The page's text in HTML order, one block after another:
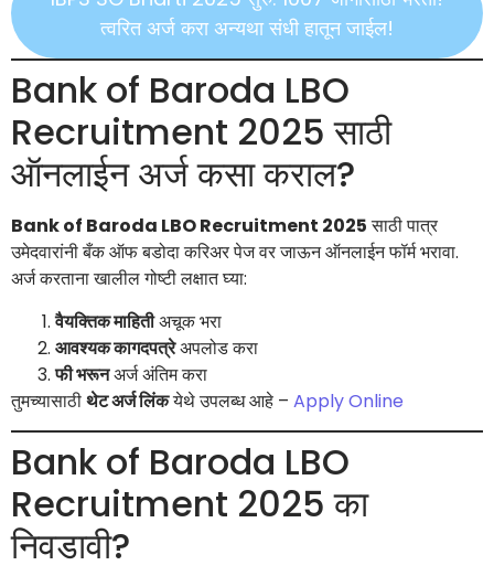
त्वरित अर्ज करा अन्यथा संधी हातून जाईल!
Bank of Baroda LBO
Recruitment 2025 साठी
ऑनलाईन अर्ज कसा कराल?
Bank of Baroda LBO Recruitment 2025साठी पात्र
उमेदवारांनी बँक ऑफ बडोदा करिअर पेज वर जाऊन ऑनलाईन फॉर्म भरावा.
अर्ज करताना खालील गोष्टी लक्षात घ्या:
वैयक्तिक माहितीअचूक भरा
आवश्यक कागदपत्रेअपलोड करा
फी भरूनअर्ज अंतिम करा
तुमच्यासाठीथेट अर्ज लिंकयेथे उपलब्ध आहे – Apply Online
Bank of Baroda LBO
Recruitment 2025 का
निवडावी?